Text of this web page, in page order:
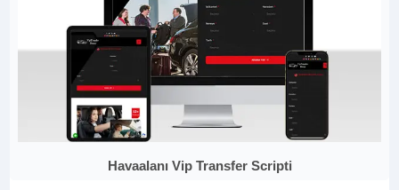
Havaalanı Vip Transfer Scripti